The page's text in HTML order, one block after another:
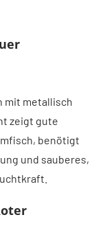
mit metallisch
zeigt gute
benötigt
und sauberes,